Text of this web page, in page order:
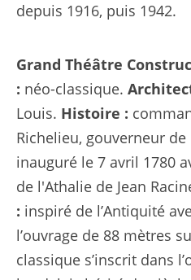
depuis 1916, puis 1942.
Grand Théâtre
: néo-classique.
Louis. Histoire :
Richelieu, gouverneur
inauguré le 7 avril 1780
de l'Athalie de Jean
: inspiré de l’Antiquité
l’ouvrage de 88 mètres
classique s’inscrit dans